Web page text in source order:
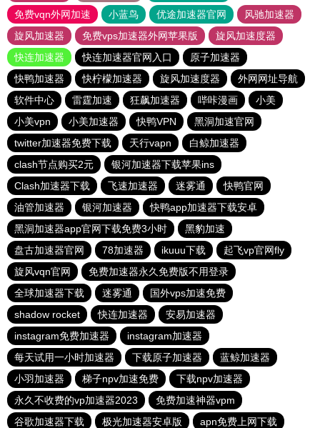
免费vqn外网加速
小蓝鸟 优途加速器官网
风驰加速器
旋风加速器
免费vps加速器外网苹果版
旋风加速度器
快连加速器
快连加速器官网入口
原子加速器
快鸭加速器
快柠檬加速器 旋风加速度器
外网网址导航
软件中心
雷霆加速 狂飙加速器 哔咔漫画
小美
小美vpn
小美加速器 快鸭VPN
黑洞加速官网
twitter加速器免费下载
天行vapn
白鲸加速器
clash节点购买2元
银河加速器下载苹果ins
Clash加速器下载
飞速加速器 迷雾通
快鸭官网
油管加速器
银河加速器
快鸭app加速器下载安卓
黑洞加速器app官网下载免费3小时
黑豹加速
盘古加速器官网
78加速器 ikuuu下载
起飞vp官网fly
旋风vqn官网
免费加速器永久免费版不用登录
全球加速器下载
迷雾通
国外vps加速免费
shadow rocket
快连加速器
安易加速器
instagram免费加速器
instagram加速器
每天试用一小时加速器
下载原子加速器
蓝鲸加速器
小羽加速器
梯子npv加速免费
下载npv加速器
永久不收费的vp加速器2023
免费加速神器vpm
谷歌加速器下载
极光加速器安卓版 apn免费上网下载